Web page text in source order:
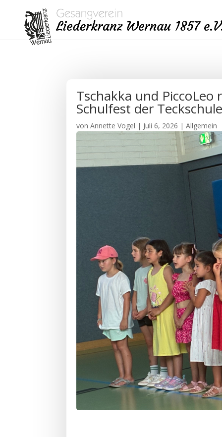
Tschakka und
Schulfest der Teckschule
vonAnnette Vogel | Juli 6, 2026 |Allgemein